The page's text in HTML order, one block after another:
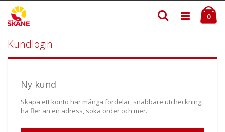
Skip
to
Content
0
Söka
Kundlogin
Ny kund
Skapa ett konto har många fördelar, snabbare utcheckning,
ha fler än en adress, söka order och mer.